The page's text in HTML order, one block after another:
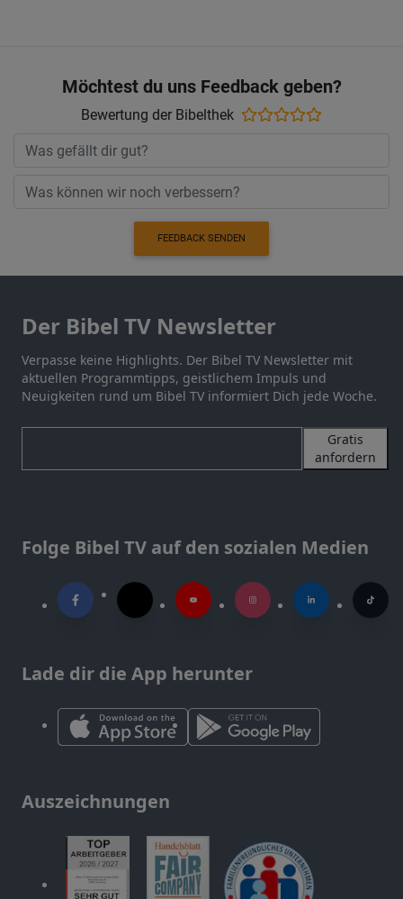
Möchtest du uns Feedback geben?
Bewertung der Bibelthek
FEEDBACK SENDEN
Der Bibel TV Newsletter
Verpasse keine Highlights. Der Bibel TV Newsletter mit
aktuellen Programmtipps, geistlichem Impuls und
Neuigkeiten rund um Bibel TV informiert Dich jede Woche.
Gratis
anfordern
Folge Bibel TV auf den sozialen Medien
Lade dir die App herunter
Auszeichnungen